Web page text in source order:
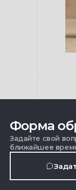
Форма
Задайте свой
ближайшее